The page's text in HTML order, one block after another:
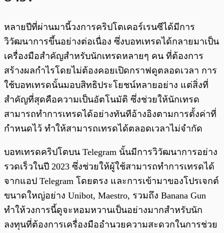
หลายปีที่ผ่านมานี้วงการคริปโตเคอร์เรนซีได้มีการ
วิวัฒนาการขึ้นอย่างต่อเนื่อง ซึ่งบอทเทรดได้กลายมาเป็น
เครื่องมือสำคัญสำหรับนักเทรดหลายๆ คน ที่ต้องการ
สร้างผลกำไรโดยไม่ต้องคอยเปิดกราฟดูตลอดเวลา การ
ใช้บอทเทรดนั้นมอบสิทธิประโยชน์หลายอย่าง แต่สิ่งที่
สำคัญที่สุดคือความเป็นอัตโนมัติ ซึ่งช่วยให้นักเทรด
สามารถทำการเทรดได้อย่างทันทีอ้างอิงตามการตั้งค่าที่
กำหนดไว้ ทำให้สามารถเทรดได้ตลอดเวลาไม่จำกัด
บอทเทรดคริปโตบน Telegram นั้นมีการวิวัฒนาการอย่าง
รวดเร็วในปี 2023 ซึ่งช่วยให้ผู้ใช้สามารถทำการเทรดได้
จากแอป Telegram โดยตรง และการเข้ามาของโปรเจกต์
ขนาดใหญ่อย่าง Unibot, Maestro, รวมถึง Banana Gun
ทำให้วงการนี้ดูจะหอมหวานเป็นอย่างมากสำหรับนัก
ลงทุนที่ต้องการเครื่องมืออำนวยความสะดวกในการช่วย